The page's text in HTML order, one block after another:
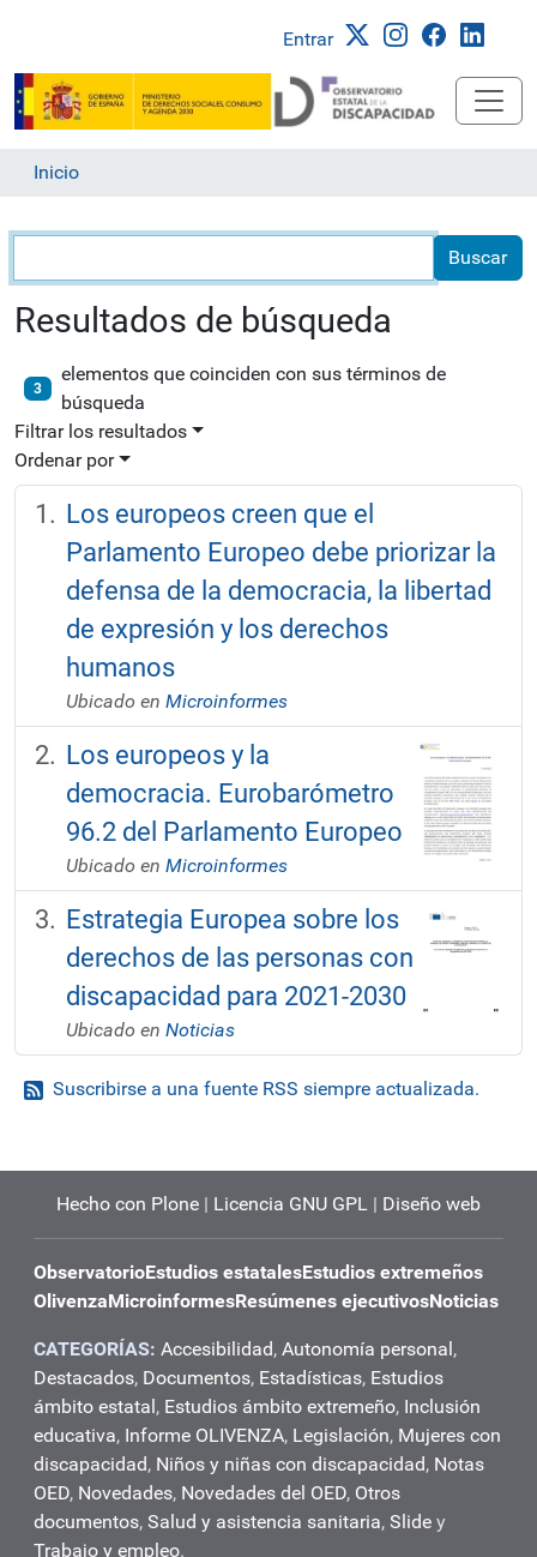
Entrar
Inicio
Resultados de búsqueda
3
elementos que coinciden con sus términos de
búsqueda
Filtrar los resultados
Ordenar por
Los europeos creen que el
Parlamento Europeo debe priorizar la
defensa de la democracia, la libertad
de expresión y los derechos
humanos
Ubicado en Microinformes
Los europeos y la
democracia. Eurobarómetro
96.2 del Parlamento Europeo
Ubicado en Microinformes
Estrategia Europea sobre los
derechos de las personas con
discapacidad para 2021-2030
Ubicado en Noticias
Suscribirse a una fuente RSS siempre actualizada.
Hecho con Plone | Licencia GNU GPL | Diseño web
ObservatorioEstudios estatalesEstudios extremeños
OlivenzaMicroinformesResúmenes ejecutivosNoticias
CATEGORÍAS: Accesibilidad, Autonomía personal,
Destacados, Documentos, Estadísticas, Estudios
ámbito estatal, Estudios ámbito extremeño, Inclusión
educativa, Informe OLIVENZA, Legislación, Mujeres con
discapacidad, Niños y niñas con discapacidad, Notas
OED, Novedades, Novedades del OED, Otros
documentos, Salud y asistencia sanitaria, Slide y
Trabajo y empleo.